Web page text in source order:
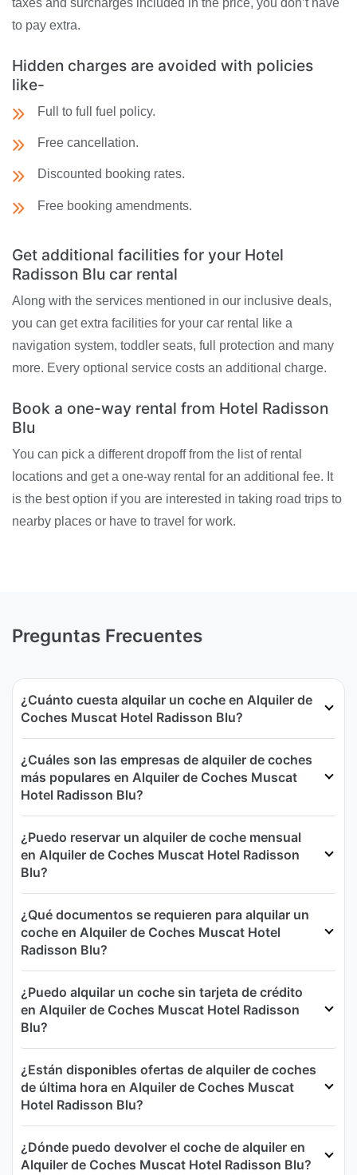
taxes and surcharges included in the price, you don’t have
to pay extra.
Hidden charges are avoided with policies
like-
Full to full fuel policy.
Free cancellation.
Discounted booking rates.
Free booking amendments.
Get additional facilities for your Hotel
Radisson Blu car rental
Along with the services mentioned in our inclusive deals,
you can get extra facilities for your car rental like a
navigation system, toddler seats, full protection and many
more. Every optional service costs an additional charge.
Book a one-way rental from Hotel Radisson
Blu
You can pick a different dropoff from the list of rental
locations and get a one-way rental for an additional fee. It
is the best option if you are interested in taking road trips to
nearby places or have to travel for work.
Preguntas Frecuentes
¿Cuánto cuesta alquilar un coche en Alquiler de
Coches Muscat Hotel Radisson Blu?
¿Cuáles son las empresas de alquiler de coches
más populares en Alquiler de Coches Muscat
Hotel Radisson Blu?
¿Puedo reservar un alquiler de coche mensual
en Alquiler de Coches Muscat Hotel Radisson
Blu?
¿Qué documentos se requieren para alquilar un
coche en Alquiler de Coches Muscat Hotel
Radisson Blu?
¿Puedo alquilar un coche sin tarjeta de crédito
en Alquiler de Coches Muscat Hotel Radisson
Blu?
¿Están disponibles ofertas de alquiler de coches
de última hora en Alquiler de Coches Muscat
Hotel Radisson Blu?
¿Dónde puedo devolver el coche de alquiler en
Alquiler de Coches Muscat Hotel Radisson Blu?